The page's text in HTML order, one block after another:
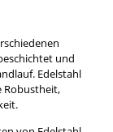
und
Edelstahl
Robustheit,